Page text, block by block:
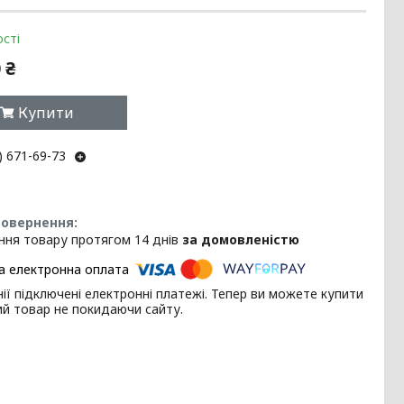
₴
Купити
671-69-73
товару протягом 14 днів за домовленістю
підключені електронні платежі. Тепер ви можете купити
товар не покидаючи сайту.